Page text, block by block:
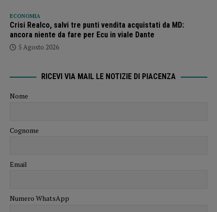
ECONOMIA
Crisi Realco, salvi tre punti vendita acquistati da MD:
ancora niente da fare per Ecu in viale Dante
5 Agosto 2026
RICEVI VIA MAIL LE NOTIZIE DI PIACENZA
Nome
Cognome
Email
Numero WhatsApp